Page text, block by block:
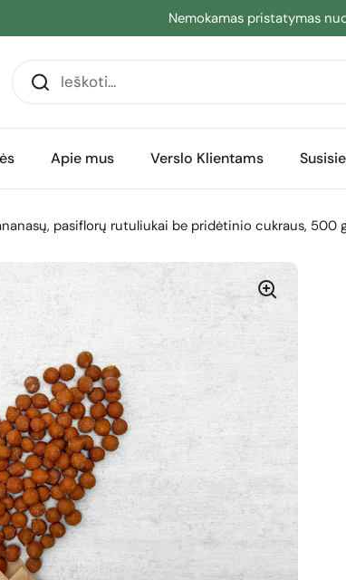
Nemokamas pristatymas
Apie mus Verslo Klientams
pasiflorų rutuliukai be pridėtinio cukraus, 500